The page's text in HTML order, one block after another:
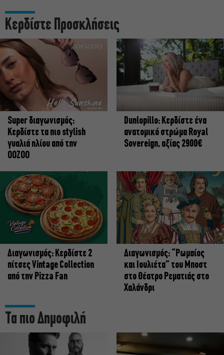
Κερδίστε Προσκλήσεις
Super διαγωνισμός:
Κερδίστε τα πιο stylish
γυαλιά ηλίου από την
OOZOO
Dunlopillo: Κερδίστε ένα
ανατομικό στρώμα Royal
Sovereign, αξίας 2900€
Διαγωνισμός: Κερδίστε 2
πίτσες Vintage Collection
από την Pizza Fan
Διαγωνισμός: “Ρωμαίος
και Ιουλιέτα” του Μποστ
στο Θέατρο Ρεματιάς στο
Χαλάνδρι
Τα πιο Δημοφιλή